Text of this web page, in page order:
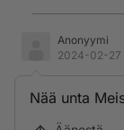
Anonyymi
2024-02-27
Nää unta